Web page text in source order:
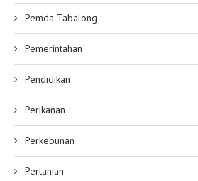
Pemda Tabalong
Pemerintahan
Pendidikan
Perikanan
Perkebunan
Pertanian